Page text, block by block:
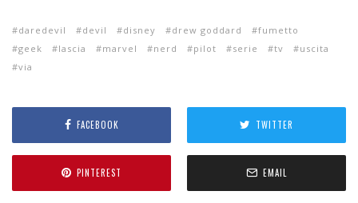
daredevil devil disney drew goddard
fumetto
geek
lascia marvel nerd pilot serie tv
uscita
via
FACEBOOK TWITTER
PINTEREST EMAIL